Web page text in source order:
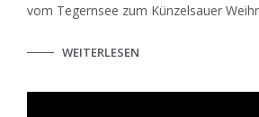
vom Tegernsee zum Künzelsauer
WEITERLESEN